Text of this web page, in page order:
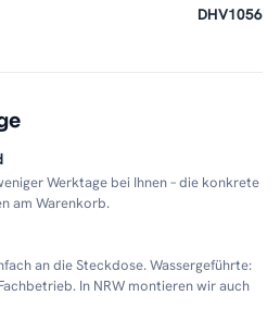
DHV1056
Werktage bei Ihnen – die konkrete
am Warenkorb.
an die Steckdose. Wassergeführte:
In NRW montieren wir auch